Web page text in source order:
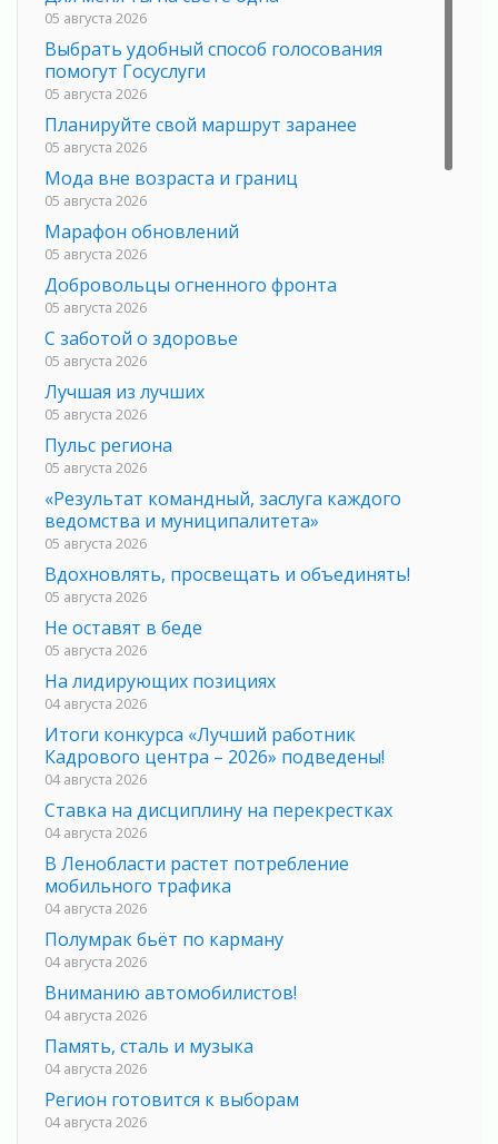
05 августа 2026
Выбрать удобный способ голосования
помогут Госуслуги
05 августа 2026
Планируйте свой маршрут заранее
05 августа 2026
Мода вне возраста и границ
05 августа 2026
Марафон обновлений
05 августа 2026
Добровольцы огненного фронта
05 августа 2026
С заботой о здоровье
05 августа 2026
Лучшая из лучших
05 августа 2026
Пульс региона
05 августа 2026
«Результат командный, заслуга каждого
ведомства и муниципалитета»
05 августа 2026
Вдохновлять, просвещать и объединять!
05 августа 2026
Не оставят в беде
05 августа 2026
На лидирующих позициях
04 августа 2026
Итоги конкурса «Лучший работник
Кадрового центра – 2026» подведены!
04 августа 2026
Ставка на дисциплину на перекрестках
04 августа 2026
В Ленобласти растет потребление
мобильного трафика
04 августа 2026
Полумрак бьёт по карману
04 августа 2026
Вниманию автомобилистов!
04 августа 2026
Память, сталь и музыка
04 августа 2026
Регион готовится к выборам
04 августа 2026